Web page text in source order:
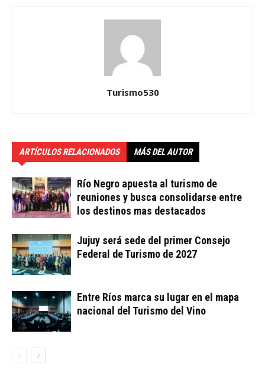
Turismo530
ARTÍCULOS RELACIONADOS MÁS DEL AUTOR
Río Negro apuesta al turismo de
reuniones y busca consolidarse entre
los destinos mas destacados
Jujuy será sede del primer Consejo
Federal de Turismo de 2027
Entre Ríos marca su lugar en el mapa
nacional del Turismo del Vino